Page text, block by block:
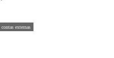
contas externas